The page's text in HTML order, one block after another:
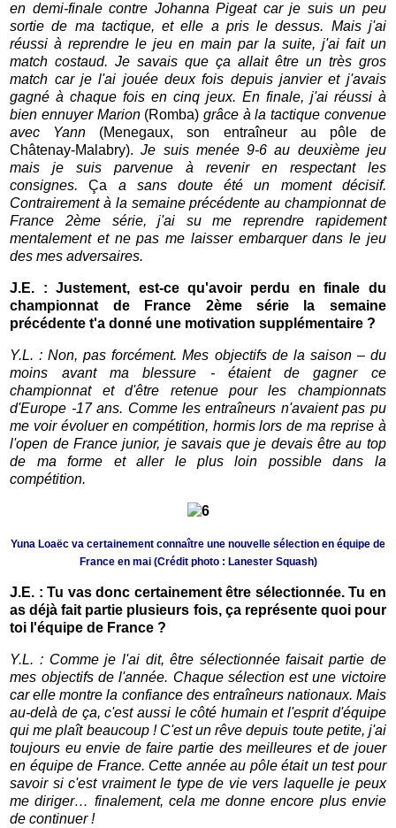
en demi-finale contre Johanna Pigeat car je suis un peu
sortie de ma tactique, et elle a pris le dessus. Mais j'ai
réussi à reprendre le jeu en main par la suite, j'ai fait un
match costaud. Je savais que ça allait être un très gros
match car je l'ai jouée deux fois depuis janvier et j'avais
gagné à chaque fois en cinq jeux. En finale, j'ai réussi à
bien ennuyer Marion(Romba) grâce à la tactique convenue
avec Yann (Menegaux, son entraîneur au pôle de
Châtenay-Malabry).Je suis menée 9-6 au deuxième jeu
mais je suis parvenue à revenir en respectant les
consignes.Ça a sans doute été un moment décisif.
Contrairement à la semaine précédente au championnat de
France 2ème série, j'ai su me reprendre rapidement
mentalement et ne pas me laisser embarquer dans le jeu
des mes adversaires.
J.E. : Justement, est-ce qu'avoir perdu en finale du
championnat de France 2ème série la semaine
précédente t'a donné une motivation supplémentaire ?
Y.L. : Non, pas forcément. Mes objectifs de la saison – du
moins avant ma blessure - étaient de gagner ce
championnat et d'être retenue pour les championnats
d'Europe -17 ans. Comme les entraîneurs n'avaient pas pu
me voir évoluer en compétition, hormis lors de ma reprise à
l'open de France junior, je savais que je devais être au top
de ma forme et aller le plus loin possible dans la
compétition.
Yuna Loaëc va certainement connaître une nouvelle sélection en équipe de
France en mai (Crédit photo : Lanester Squash)
J.E. : Tu vas donc certainement être sélectionnée. Tu en
as déjà fait partie plusieurs fois, ça représente quoi pour
toi l'équipe de France ?
Y.L. : Comme je l'ai dit, être sélectionnée faisait partie de
mes objectifs de l'année. Chaque sélection est une victoire
car elle montre la confiance des entraîneurs nationaux. Mais
au-delà de ça, c'est aussi le côté humain et l'esprit d'équipe
qui me plaît beaucoup ! C'est un rêve depuis toute petite, j'ai
toujours eu envie de faire partie des meilleures et de jouer
en équipe de France. Cette année au pôle était un test pour
savoir si c'est vraiment le type de vie vers laquelle je peux
me diriger… finalement, cela me donne encore plus envie
de continuer !